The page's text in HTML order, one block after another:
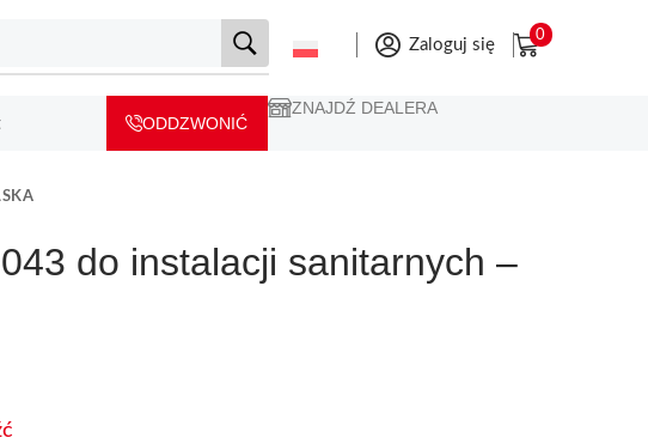
Zaloguj się
0
ODDZWONIĆ
ZNAJDŹ DEALERA
do instalacji sanitarnych –